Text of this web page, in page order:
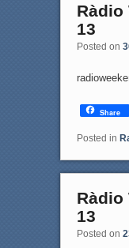
Ràdio
13
Posted on
Share
Posted in
Ràdio
13
Posted on